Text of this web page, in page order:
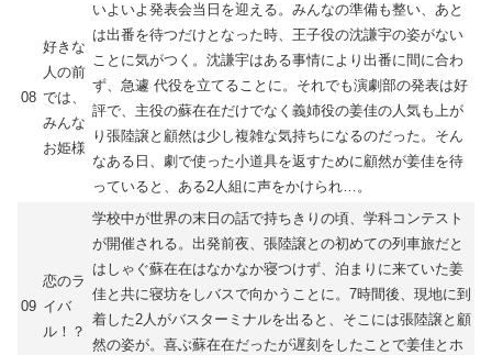
08
好きな
人の前
では、
みんな
お姫様
いよいよ発表会当日を迎える。みんなの準備も整い、あと
は出番を待つだけとなった時、王子役の沈謙宇の姿がない
ことに気がつく。沈謙宇はある事情により出番に間に合わ
ず、急遽 代役を立てることに。それでも演劇部の発表は好
評で、主役の蘇在在だけでなく義姉役の姜佳の人気も上が
り張陸譲と顧然は少し複雑な気持ちになるのだった。そん
なある日、劇で使った小道具を返すために顧然が姜佳を待
っていると、ある2人組に声をかけられ…。
09
恋のラ
イバ
ル！？
学校中が世界の末日の話で持ちきりの頃、学科コンテスト
が開催される。出発前夜、張陸譲との初めての列車旅だと
はしゃぐ蘇在在はなかなか寝つけず、泊まりに来ていた姜
佳と共に寝坊をしバスで向かうことに。7時間後、現地に到
着した2人がバスターミナルを出ると、そこには張陸譲と顧
然の姿が。喜ぶ蘇在在だったが遅刻をしたことで姜佳とホ